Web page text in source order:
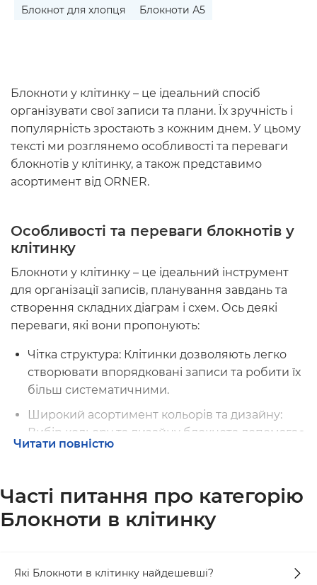
Блокнот для хлопця
Блокноти А5
Блокноти у клітинку – це ідеальний спосіб
організувати свої записи та плани. Їх зручність і
популярність зростають з кожним днем. У цьому
тексті ми розглянемо особливості та переваги
блокнотів у клітинку, а також представимо
асортимент від ORNER.
Особливості та переваги блокнотів у
клітинку
Блокноти у клітинку – це ідеальний інструмент
для організації записів, планування завдань та
створення складних діаграм і схем. Ось деякі
переваги, які вони пропонують:
Чітка структура: Клітинки дозволяють легко
створювати впорядковані записи та робити їх
більш систематичними.
Широкий асортимент кольорів та дизайну:
Вибір кольору та дизайну блокнота допомагає
виразити вашу індивідуальність.
Клітинкові блокноти ідеально підходять для
творчої роботи та створення схем.
або просочити чорнило.
Читати повністю
Часті питання про категорію
Блокноти в клітинку
Які Блокноти в клітинку найдешевші?